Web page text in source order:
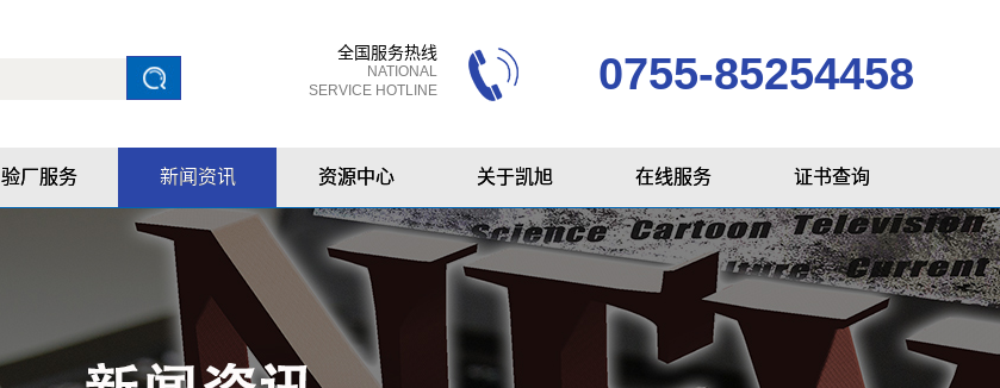
全国服务热线
NATIONAL
SERVICE HOTLINE
0755-85254458
验厂服务 新闻资讯 资源中心 关于凯旭 在线服务 证书查询